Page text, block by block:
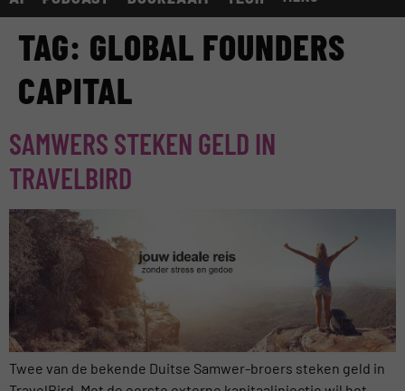
TAG: GLOBAL FOUNDERS
CAPITAL
SAMWERS STEKEN GELD IN
TRAVELBIRD
Twee van de bekende Duitse Samwer-broers steken geld in